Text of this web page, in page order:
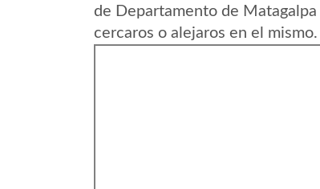
de Departamento de
cercaros o alejaros en el mismo.